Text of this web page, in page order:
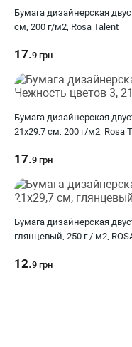
Бумага дизайнерская
см, 200 г/м2, Rosa Talent
17.9 грн
Бумага дизайнерская
21х29,7 см, 200 г/м2, Rosa
17.9 грн
Бумага дизайнерская
глянцевый, 250 г / м2,
12.9 грн